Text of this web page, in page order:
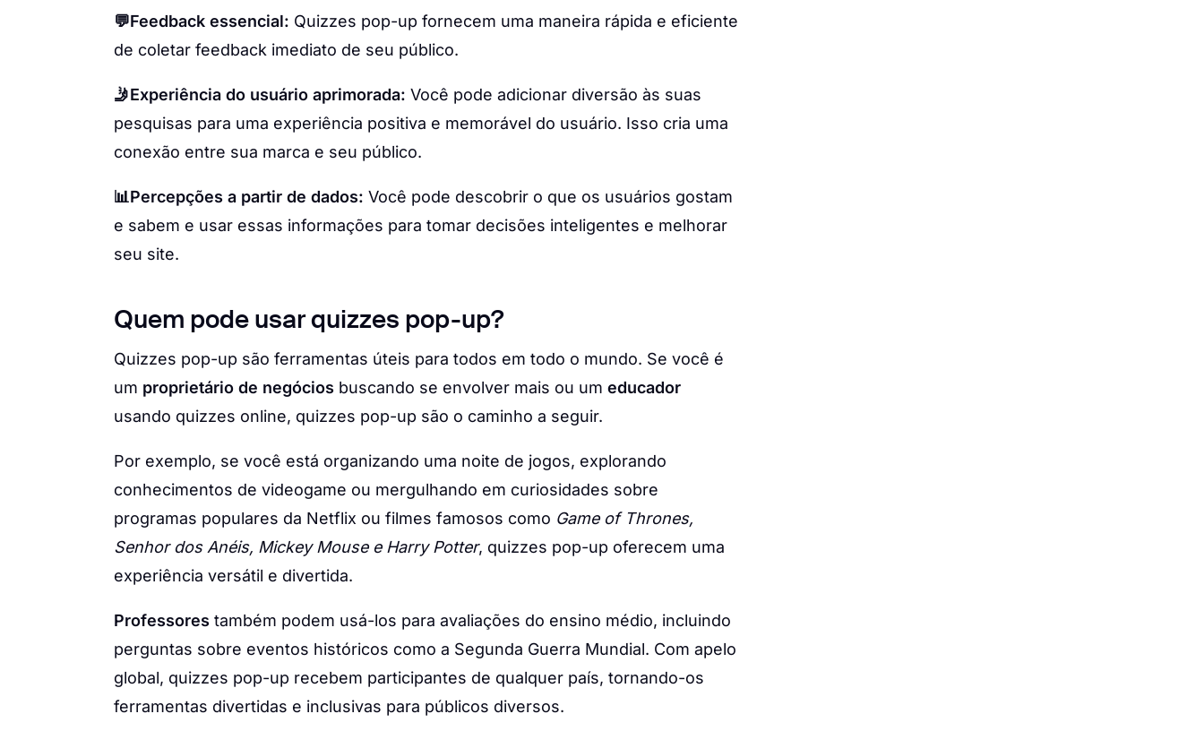
💬Feedback essencial: Quizzes pop-up fornecem uma maneira rápida e eficiente
de coletar feedback imediato de seu público.
🤳Experiência do usuário aprimorada: Você pode adicionar diversão às suas
pesquisas para uma experiência positiva e memorável do usuário. Isso cria uma
conexão entre sua marca e seu público.
📊Percepções a partir de dados: Você pode descobrir o que os usuários gostam
e sabem e usar essas informações para tomar decisões inteligentes e melhorar
seu site.
Quem pode usar quizzes pop-up?
Quizzes pop-up são ferramentas úteis para todos em todo o mundo. Se você é
um proprietário de negócios buscando se envolver mais ou um educador
usando quizzes online, quizzes pop-up são o caminho a seguir.
Por exemplo, se você está organizando uma noite de jogos, explorando
conhecimentos de videogame ou mergulhando em curiosidades sobre
programas populares da Netflix ou filmes famosos como Game of Thrones,
Senhor dos Anéis, Mickey Mouse e Harry Potter, quizzes pop-up oferecem uma
experiência versátil e divertida.
Professores também podem usá-los para avaliações do ensino médio, incluindo
perguntas sobre eventos históricos como a Segunda Guerra Mundial. Com apelo
global, quizzes pop-up recebem participantes de qualquer país, tornando-os
ferramentas divertidas e inclusivas para públicos diversos.